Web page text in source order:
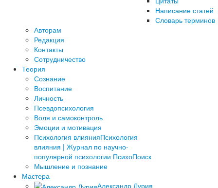
Написание статей
Словарь терминов
Авторам
Редакция
­Контакты
Сотрудничество
Теория
Сознание
Воспитание
Личность
Псевдопсихология
Воля и самоконтроль
Эмоции и мотивация
Психология влиянияПсихология
влияния | Журнал по научно-
популярной психологии ПсихоПоиск
Мышление и познание
Мастера
Александр Лурия